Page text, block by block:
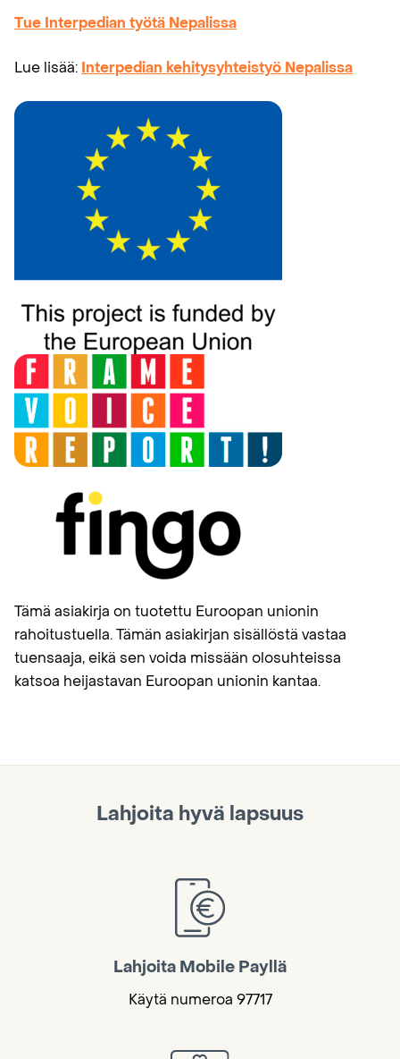
Tue Interpedian työtä Nepalissa
Lue lisää: Interpedian kehitysyhteistyö Nepalissa
Tämä asiakirja on tuotettu Euroopan unionin
rahoitustuella. Tämän asiakirjan sisällöstä vastaa
tuensaaja, eikä sen voida missään olosuhteissa
katsoa heijastavan Euroopan unionin kantaa.
Lahjoita hyvä lapsuus
Lahjoita Mobile Payllä
Käytä numeroa 97717